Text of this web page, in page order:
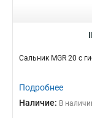
Сальник MGR 20 с
Подробнее
Наличие: В